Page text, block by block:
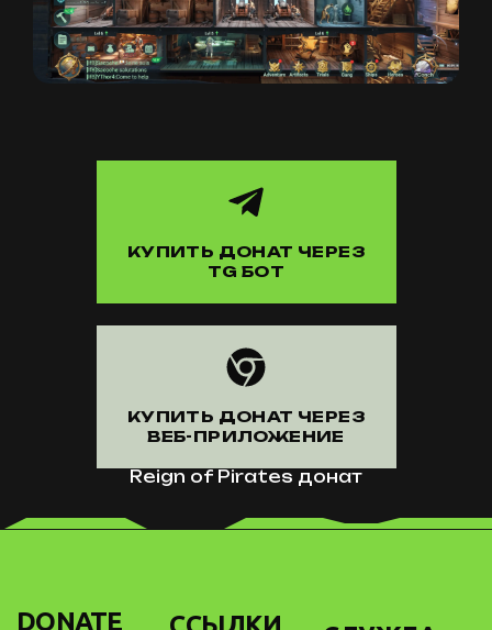
КУПИТЬ ДОНАТ ЧЕРЕЗ
TG БОТ
КУПИТЬ ДОНАТ ЧЕРЕЗ
ВЕБ-ПРИЛОЖЕНИЕ
Reign of Pirates донат
DONATE